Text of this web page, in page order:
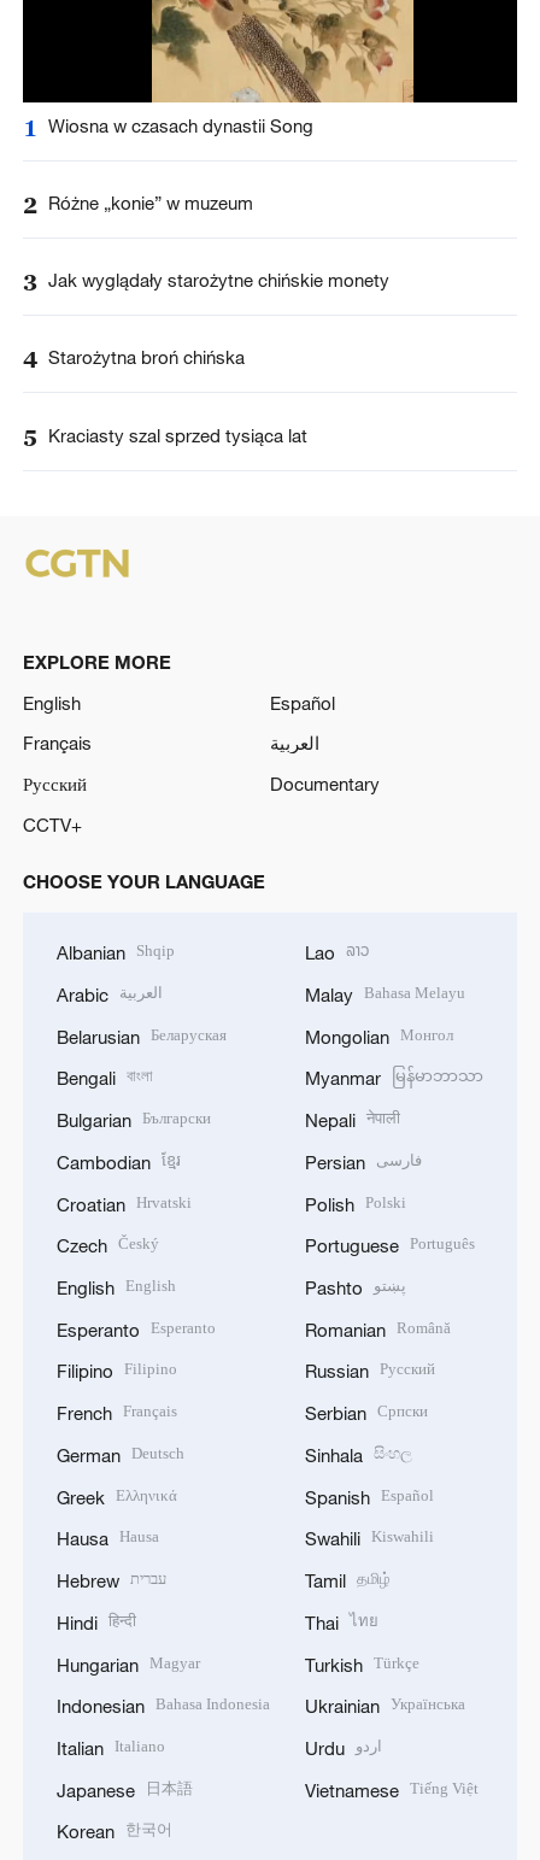
1 Wiosna w czasach dynastii Song
2 Różne „konie” w muzeum
3 Jak wyglądały starożytne chińskie monety
4 Starożytna broń chińska
5 Kraciasty szal sprzed tysiąca lat
EXPLORE MORE
English
Español
Français
العربية
Русский
Documentary
CCTV+
CHOOSE YOUR LANGUAGE
Albanian Shqip
Arabic العربية
Belarusian Беларуская
Bengali বাংলা
Bulgarian Български
Cambodian ខ្មែរ
Croatian Hrvatski
Czech Český
English English
Esperanto Esperanto
Filipino Filipino
French Français
German Deutsch
Greek Ελληνικά
Hausa Hausa
Hebrew עברית
Hindi हिन्दी
Hungarian Magyar
Indonesian Bahasa Indonesia
Italian Italiano
Japanese 日本語
Korean 한국어
Lao ລາວ
Malay Bahasa Melayu
Mongolian Монгол
Myanmar မြန်မာဘာသာ
Nepali नेपाली
Persian فارسی
Polish Polski
Portuguese Português
Pashto پښتو
Romanian Română
Russian Русский
Serbian Српски
Sinhala සිංහල
Spanish Español
Swahili Kiswahili
Tamil தமிழ்
Thai ไทย
Turkish Türkçe
Ukrainian Українська
Urdu اردو
Vietnamese Tiếng Việt